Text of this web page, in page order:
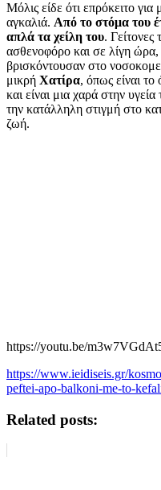
Μόλις είδε ότι επρόκειτο
αγκαλιά. Από το στόμα του
απλά τα χείλη του.
ασθενοφόρο και σε λίγη
βρισκόντουσαν στο
μικρή Χατίρα, όπως είναι
και είναι μια χαρά στην
την κατάλληλη στιγμή στο
ζωή.
https://youtu.be/
https://www.ieidiseis.gr/
peftei-apo-balkoni-me-to-
Related posts: